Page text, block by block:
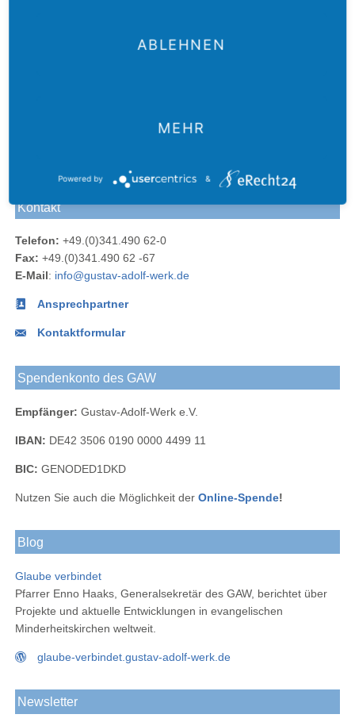
Werk
Werk
Das
Werk
Adolf-
Gustav-
Das
Adolf-
Kontakt
Telefon: +49.(0)341.490 62-0
Fax: +49.(0)341.490 62 -67
E-Mail: info@gustav-adolf-werk.de
Ansprechpartner
Kontaktformular
Spendenkonto des GAW
Empfänger: Gustav-Adolf-Werk e.V.
IBAN: DE42 3506 0190 0000 4499 11
BIC: GENODED1DKD
Nutzen Sie auch die Möglichkeit der Online-Spende!
Blog
Glaube verbindet
Pfarrer Enno Haaks, Generalsekretär des GAW, berichtet über
Projekte und aktuelle Entwicklungen in evangelischen
Minderheitskirchen weltweit.
glaube-verbindet.gustav-adolf-werk.de
Newsletter
ABLEHNEN
MEHR
Powered by &